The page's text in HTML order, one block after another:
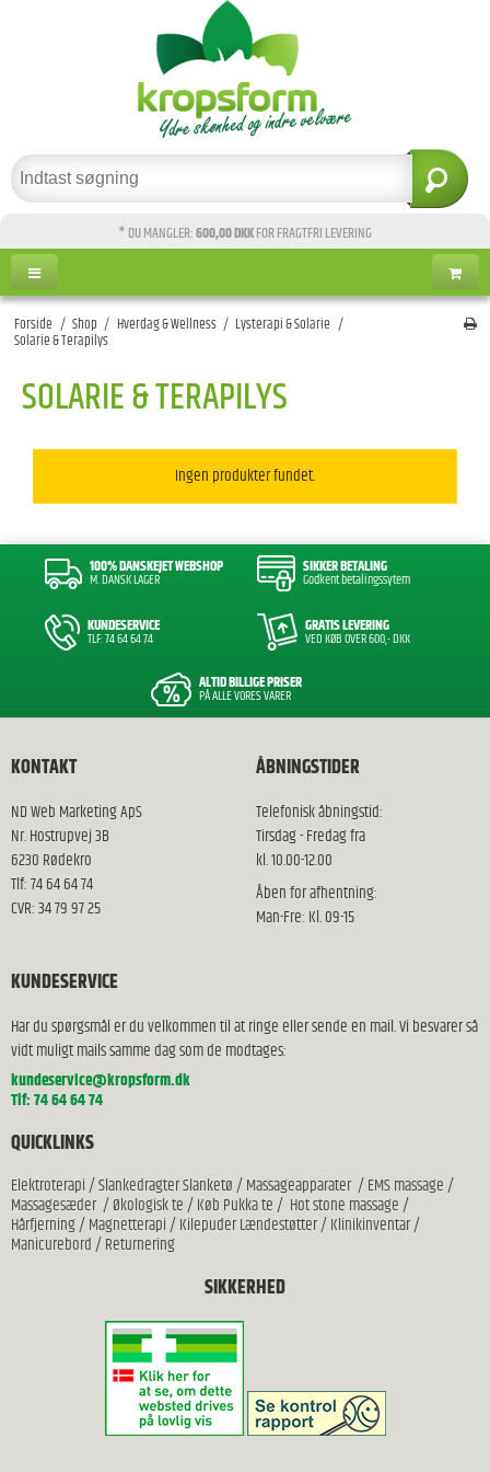
* DU MANGLER:600,00 DKKFOR FRAGTFRI LEVERING
Forside / Shop / Hverdag & Wellness / Lysterapi & Solarie /
Solarie & Terapilys
SOLARIE & TERAPILYS
Ingen produkter fundet.
100% DANSKEJET WEBSHOP
M. DANSK LAGER
SIKKER BETALING
Godkent betalingssytem
KUNDESERVICE
TLF: 74 64 64 74
GRATIS LEVERING
VED KØB OVER 600,- DKK
ALTID BILLIGE PRISER
PÅ ALLE VORES VARER
KONTAKT
ND Web Marketing ApS
Nr. Hostrupvej 3B
6230 Rødekro
Tlf: 74 64 64 74
CVR: 34 79 97 25
ÅBNINGSTIDER
Telefonisk åbningstid:
Tirsdag - Fredag fra
kl. 10.00-12.00
Åben for afhentning:
Man-Fre: Kl. 09-15
KUNDESERVICE
Har du spørgsmål er du velkommen til at ringe eller sende en mail. Vi besvarer så
vidt muligt mails samme dag som de modtages:
kundeservice@kropsform.dk
Tlf: 74 64 64 74
QUICKLINKS
Elektroterapi/Slankedragter Slanketø/Massageapparater/EMS massage/
Massagesæder/Økologisk te/Køb Pukka te/ Hot stone massage/
Hårfjerning/Magnetterapi/Kilepuder Lændestøtter/Klinikinventar/
Manicurebord/Returnering
SIKKERHED